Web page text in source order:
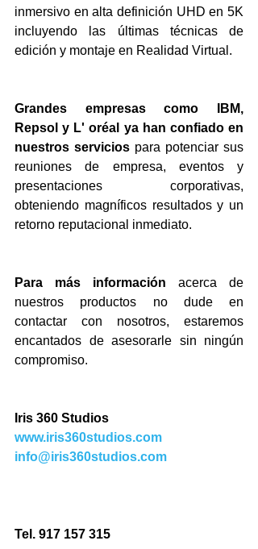
inmersivo en alta definición UHD en 5K
incluyendo las últimas técnicas de
edición y montaje en Realidad Virtual.
Grandes empresas como IBM,
Repsol y L' oréal ya han confiado en
nuestros servicios para potenciar sus
reuniones de empresa, eventos y
presentaciones corporativas,
obteniendo magníficos resultados y un
retorno reputacional inmediato.
Para más información acerca de
nuestros productos no dude en
contactar con nosotros, estaremos
encantados de asesorarle sin ningún
compromiso.
Iris 360 Studios
www.iris360studios.com
info@iris360studios.com
Tel. 917 157 315